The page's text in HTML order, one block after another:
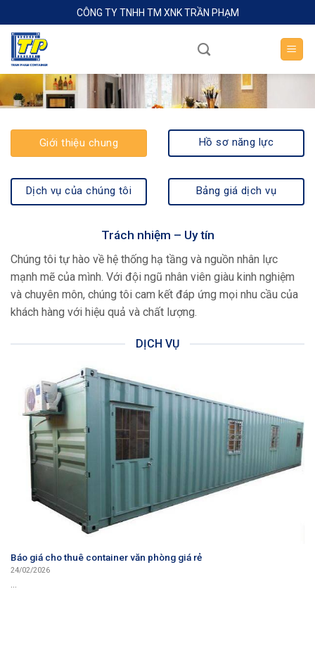
to
content
CÔNG TY TNHH TM XNK TRẦN PHẠM
Giới thiệu chung Hồ sơ năng lực
Dịch vụ của chúng tôi Bảng giá dịch vụ
Trách nhiệm – Uy tín
Chúng tôi tự hào về hệ thống hạ tầng và nguồn nhân lực
mạnh mẽ của mình. Với đội ngũ nhân viên giàu kinh nghiệm
và chuyên môn, chúng tôi cam kết đáp ứng mọi nhu cầu của
khách hàng với hiệu quả và chất lượng.
DỊCH VỤ
Báo giá cho thuê container văn phòng giá rẻ
24/02/2026
...